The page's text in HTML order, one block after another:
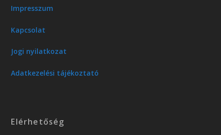
Impresszum
Kapcsolat
Jogi nyilatkozat
Adatkezelési tájékoztató
Elérhetőség